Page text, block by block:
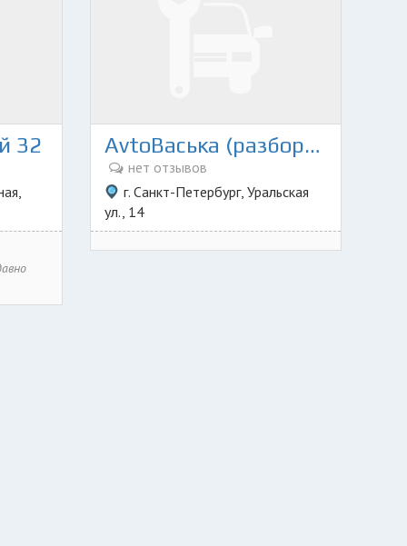
32 AvtoВаська (разборка закрылась)
нет отзывов
г. Санкт-Петербург, Уральская
ул., 14